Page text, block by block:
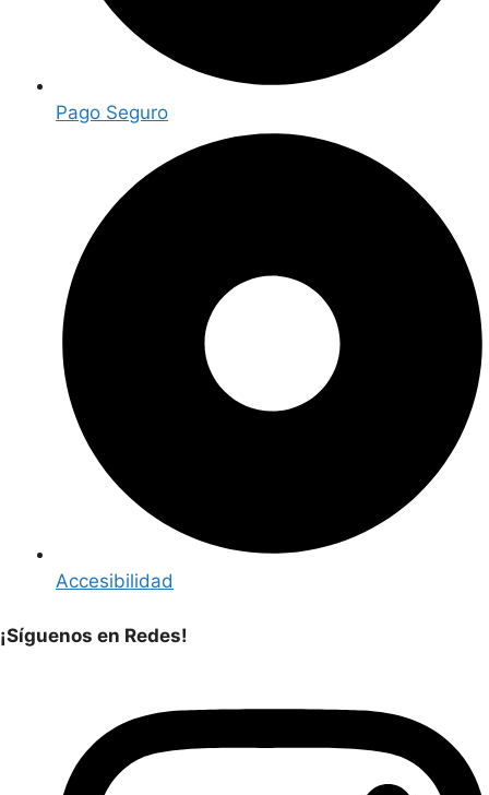
Pago Seguro
Accesibilidad
¡Síguenos en Redes!